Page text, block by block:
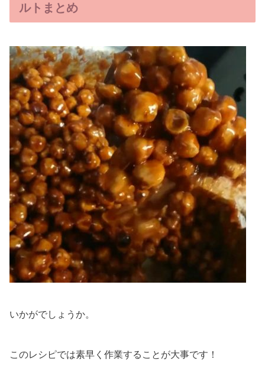
ルトまとめ
いかがでしょうか。
このレシピでは素早く作業することが大事です！